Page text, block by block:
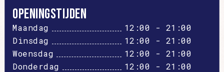
Openingstijden
Maandag
12:00 - 21:00
Dinsdag
12:00 - 21:00
Woensdag
12:00 - 21:00
Donderdag
12:00 - 21:00